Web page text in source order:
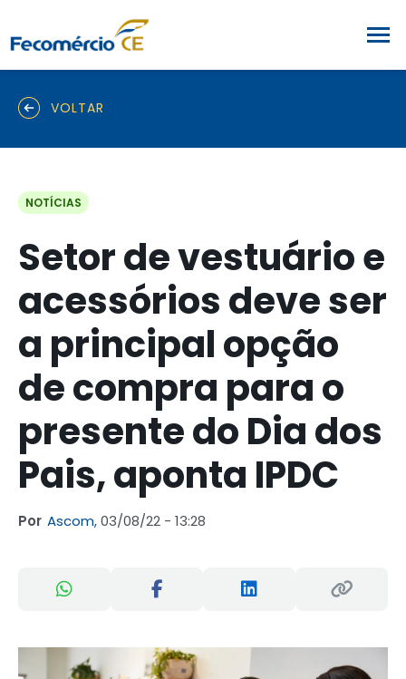
VOLTAR
NOTÍCIAS
Setor de vestuário e
acessórios deve ser
a principal opção
de compra para o
presente do Dia dos
Pais, aponta IPDC
Por Ascom,03/08/22 - 13:28